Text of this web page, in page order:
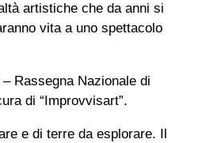
artistiche che da anni si
vita a uno spettacolo
Rassegna Nazionale di
di “Improvvisart”.
e di terre da esplorare. Il